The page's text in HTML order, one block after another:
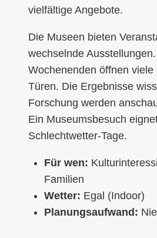
vielfältige Angebote.
Die Museen bieten
wechselnde Ausstellungen.
Wochenenden öffnen viele
Türen. Die Ergebnisse
Forschung werden
Ein Museumsbesuch
Schlechtwetter-Tage.
Für wen:
Familien
Wetter: Egal (Indoor)
Planungsaufwand: